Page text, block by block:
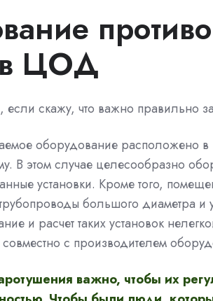
в ЦОД
скажу, что важно правильно
оборудование расположено в
В этом случае целесообразно
установки. Кроме того,
большого диаметра и
и расчет таких установок
с производителем
важно, чтобы их